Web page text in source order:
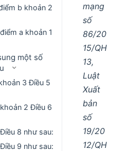
b khoản 2
a khoản 1
một số
3 Điều 5
2 Điều 6
8 như sau:
9 như sau:
mạng
số
86/20
15/QH
13,
Luật
Xuất
bản
số
19/20
12/QH